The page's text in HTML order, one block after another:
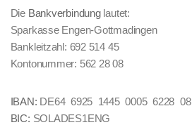
Die Bankverbindunglautet:
Sparkasse Engen-Gottmadingen
Bankleitzahl: 692 514 45
Kontonummer: 562 28 08
IBAN: DE64 6925 1445 0005 6228 08
BIC: SOLADES1ENG